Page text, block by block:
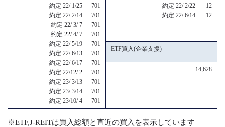
約定 22/ 1/25 701
約定 22/ 2/14 701
約定 22/ 3/ 7 701
約定 22/ 4/ 7 701
約定 22/ 5/19 701
約定 22/ 6/13 701
約定 22/ 6/17 701
約定 22/12/ 2 701
約定 23/ 3/13 701
約定 23/ 3/14 701
約定 23/10/ 4 701
約定 22/ 2/22 12
約定 22/ 6/14 12
ETF買入(企業支援)
14,628
※ETF,J-REITは買入総額と直近の買入を表示しています